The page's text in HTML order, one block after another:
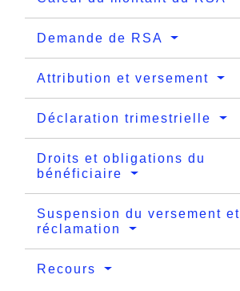
Demande de RSA
Attribution et versement
Déclaration trimestrielle
Droits et obligations du
bénéficiaire
Suspension du versement et
réclamation
Recours